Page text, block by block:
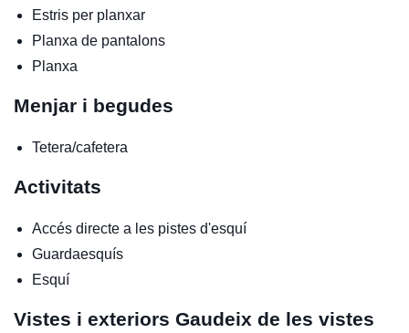
Estris per planxar
Planxa de pantalons
Planxa
Menjar i begudes
Tetera/cafetera
Activitats
Accés directe a les pistes d'esquí
Guardaesquís
Esquí
Vistes i exteriors Gaudeix de les vistes